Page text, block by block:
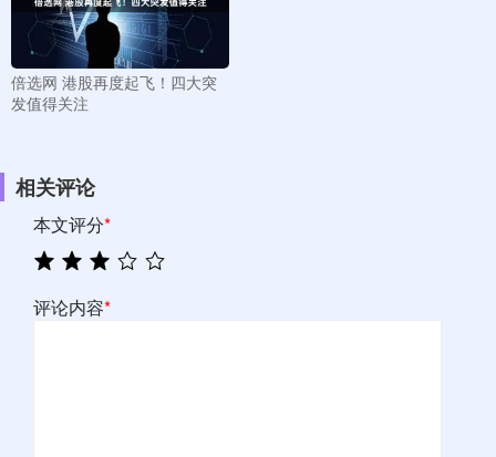
倍选网 港股再度起飞！四大突
发值得关注
相关评论
本文评分*
评论内容*